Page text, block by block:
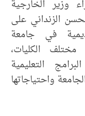
وزير الخارجية
الزنداني على
في جامعة
الكليات،
التعليمية
واحتياجاتها